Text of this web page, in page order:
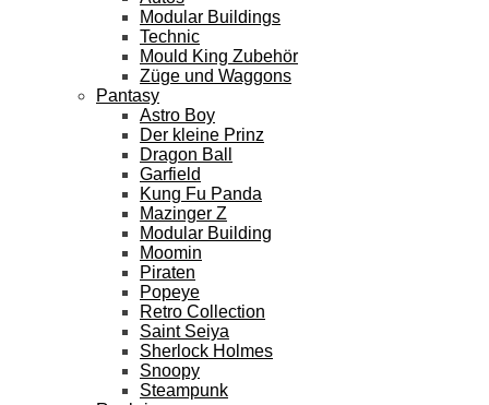
Modular Buildings
Technic
Mould King Zubehör
Züge und Waggons
Pantasy
Astro Boy
Der kleine Prinz
Dragon Ball
Garfield
Kung Fu Panda
Mazinger Z
Modular Building
Moomin
Piraten
Popeye
Retro Collection
Saint Seiya
Sherlock Holmes
Snoopy
Steampunk